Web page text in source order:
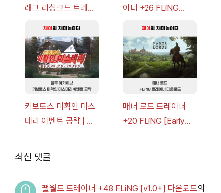
래그 리싱크드 트레이
v1.0+] 다운로드
이너 +26 FLiNG
드
키보토스 미확인 미스
테리 이벤트 공략 | 블
매너 로드 트레이너
+20 FLiNG [Early
최신 댓글
팰월드 트레이너 +48 FLiNG [v1.0+] 다운로드의